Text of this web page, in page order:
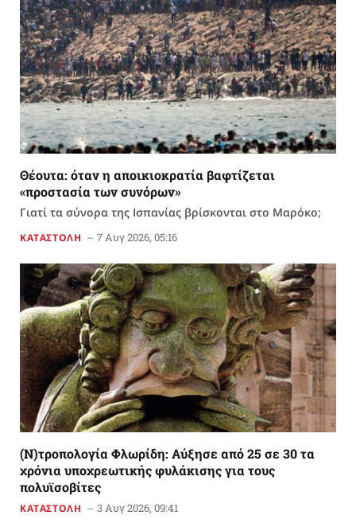
Θέουτα: όταν η αποικιοκρατία βαφτίζεται
«προστασία των συνόρων»
Γιατί τα σύνορα της Ισπανίας βρίσκονται στο Μαρόκο;
ΚΑΤΑΣΤΟΛΗ 7 Αυγ 2026, 05:16
(Ν)τροπολογία Φλωρίδη: Αύξησε από 25 σε 30 τα
χρόνια υποχρεωτικής φυλάκισης για τους
πολυϊσοβίτες
ΚΑΤΑΣΤΟΛΗ 3 Αυγ 2026, 09:41